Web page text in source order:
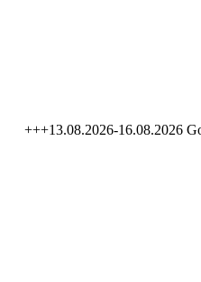
+++13.08.2026-16.08.2026 Gold